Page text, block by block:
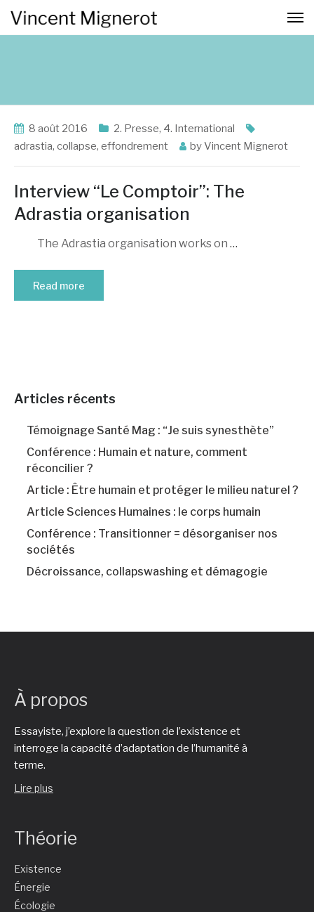
8 août 2016 2. Presse, 4. International
adrastia, collapse, effondrement byVincent Mignerot
Interview “Le Comptoir”: The
Adrastia organisation
The Adrastia organisation works on …
Read more
Articles récents
Témoignage Santé Mag : “Je suis synesthète”
Conférence : Humain et nature, comment
réconcilier ?
Article : Être humain et protéger le milieu naturel ?
Article Sciences Humaines : le corps humain
Conférence : Transitionner = désorganiser nos
sociétés
Décroissance, collapswashing et démagogie
À propos
Essayiste, j’explore la question de l’existence et
interroge la capacité d’adaptation de l’humanité à
terme.
Lire plus
Théorie
Existence
Énergie
Écologie